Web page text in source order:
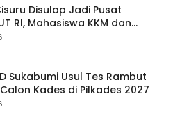
Disulap Jadi Pusat
RI, Mahasiswa KKM dan
Tenaga
Sukabumi Usul Tes Rambut
Kades di Pilkades 2027